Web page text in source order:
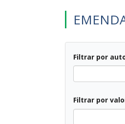
Filtrar por
Filtrar por